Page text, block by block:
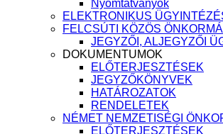
Nyomtatványok
ELEKTRONIKUS
FELCSÚTI KÖZÖS
JEGYZŐI, ALJEGYZŐI
DOKUMENTUMOK
ELŐTERJESZTÉSEK
JEGYZŐKÖNYVEK
HATÁROZATOK
RENDELETEK
NÉMET NEMZETISÉGI
ELŐTERJESZTÉSEK